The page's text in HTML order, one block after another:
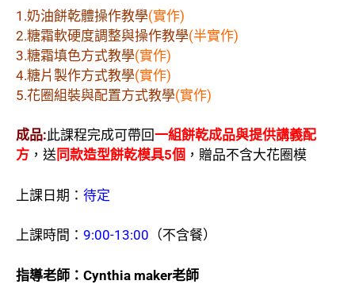
1.奶油餅乾體操作教學(實作)
2.糖霜軟硬度調整與操作教學(半實作)
3.糖霜填色方式教學(實作)
4.糖片製作方式教學(實作)
5.花圈組裝與配置方式教學(實作)
成品:此課程完成可帶回一組餅乾成品與提供講義配
方 ，送同款造型餅乾模具5個 ，贈品不含大花圈模
上課日期： 待定
上課時間： 9:00-13:00 （不含餐）
指導老師：Cynthia maker老師